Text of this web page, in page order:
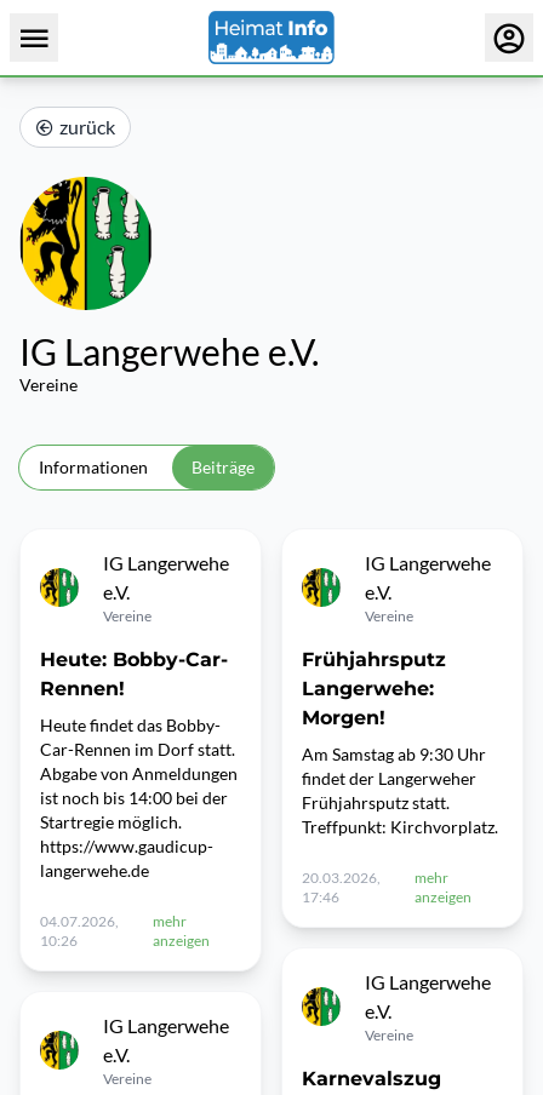
zurück
IG Langerwehe e.V.
Vereine
Informationen Beiträge
IG Langerwehe
e.V.
Vereine
Heute: Bobby-Car-
Rennen!
Heute findet das Bobby-
Car-Rennen im Dorf statt.
Abgabe von Anmeldungen
ist noch bis 14:00 bei der
Startregie möglich.
https://www.gaudicup-
langerwehe.de
04.07.2026,
10:26
mehr
anzeigen
IG Langerwehe
e.V.
Vereine
IG Langerwehe
e.V.
Vereine
Frühjahrsputz
Langerwehe:
Morgen!
Am Samstag ab 9:30 Uhr
findet der Langerweher
Frühjahrsputz statt.
Treffpunkt: Kirchvorplatz.
20.03.2026,
17:46
mehr
anzeigen
IG Langerwehe
e.V.
Vereine
Karnevalszug